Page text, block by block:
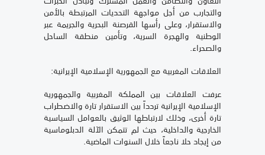
والتجارب من أجل مواجهة التحديات المرتبطة بالأمن
والاستقرار، وعلى رأسها القرصنة البحرية والجريمة عبر
الوطنية والهجرة السرية، وتأمين منطقة الساحل
والصحراء.
العلاقات المغربية مع الجمهورية الإسلامية الإيرانية:
عرفت العلاقات بين المملكة المغربية والجمهورية
الإسلامية الإيرانية تردداً بين الاستقرار تارة والاضطراب
تارة أخرى، وذلك لارتباطها الوثيق بالعوامل السياسية
الخارجية والداخلية، حيث لم تتمكن الآلة الدبلوماسية
من إيجاد حلا ناجعاً خلال السنوات الماضية.